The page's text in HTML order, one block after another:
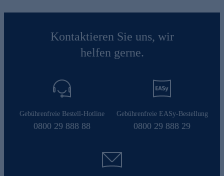
Kontaktieren Sie uns, wir
helfen gerne.
Gebührenfreie Bestell-Hotline
0800 29 888 88
Gebührenfreie EASy-Bestellung
0800 29 888 29